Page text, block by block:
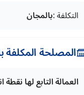
التكلفة :بالمجان
المصلحة المكلفة
العمالة التابع لها